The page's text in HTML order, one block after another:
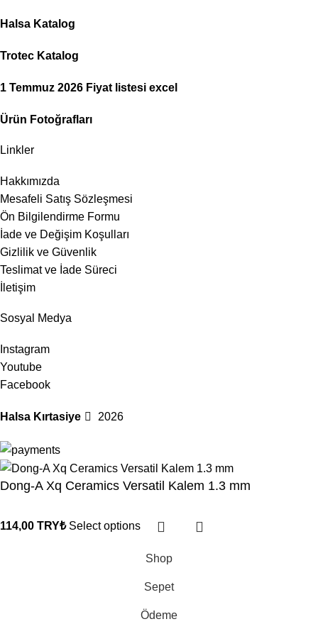
Halsa Katalog
Trotec Katalog
1 Temmuz 2026 Fiyat listesi excel
Ürün Fotoğrafları
Linkler
Hakkımızda
Mesafeli Satış Sözleşmesi
Ön Bilgilendirme Formu
İade ve Değişim Koşulları
Gizlilik ve Güvenlik
Teslimat ve İade Süreci
İletişim
Sosyal Medya
Instagram
Youtube
Facebook
Halsa Kırtasiye 2026
Dong-A Xq Ceramics Versatil Kalem 1.3 mm
114,00 TRY₺ Select options
Shop
Sepet
Ödeme